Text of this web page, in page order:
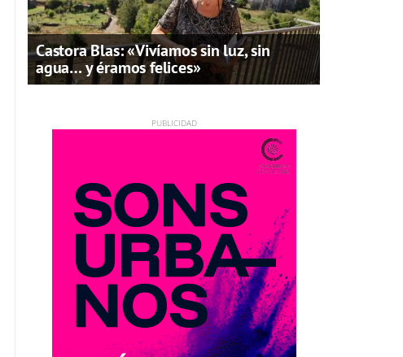
Castora Blas: «Vivíamos sin luz, sin
agua… y éramos felices»